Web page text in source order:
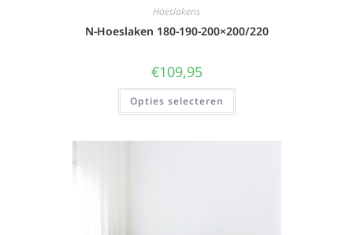
Hoeslakens
N-Hoeslaken 180-190-200×200/220
€109,95
Opties selecteren